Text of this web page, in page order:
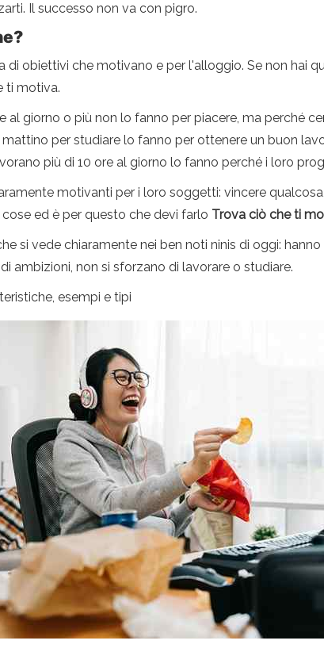
Il successo non va con pigro.
obiettivi che motivano e per l'alloggio. Se non hai
ti motiva.
al giorno o più non lo fanno per piacere, ma perché
per studiare lo fanno per ottenere un buon
più di 10 ore al giorno lo fanno perché i loro
motivanti per i loro soggetti: vincere
ed è per questo che devi farlo Trova ciò che ti
si vede chiaramente nei ben noti ninis di oggi:
ambizioni, non si sforzano di lavorare o studiare.
esempi e tipi